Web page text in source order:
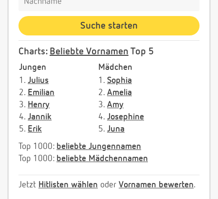
Charts: Beliebte Vornamen Top 5
Jungen
Mädchen
1. Julius
2. Emilian
3. Henry
4. Jannik
5. Erik
1. Sophia
2. Amelia
3. Amy
4. Josephine
5. Juna
Top 1000: beliebte Jungennamen
Top 1000: beliebte Mädchennamen
Jetzt Hitlisten wählen oder Vornamen bewerten.